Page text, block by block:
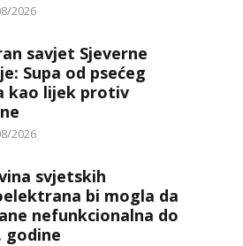
2026
savjet Sjeverne
Supa od psećeg
kao lijek protiv
2026
svjetskih
bi mogla da
nefunkcionalna do
godine